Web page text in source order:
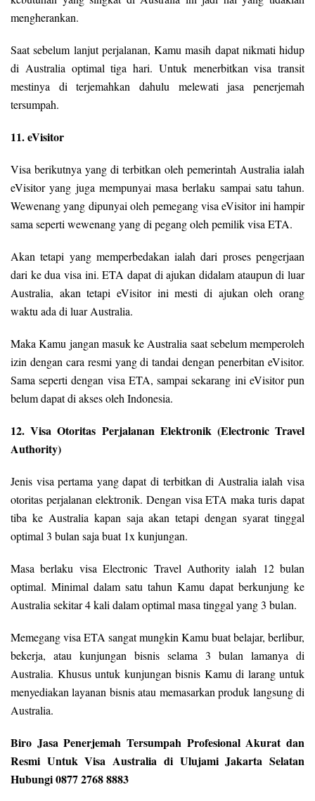
mengherankan.
Saat sebelum lanjut perjalanan, Kamu masih dapat nikmati hidup
di Australia optimal tiga hari. Untuk menerbitkan visa transit
mestinya di terjemahkan dahulu melewati jasa penerjemah
tersumpah.
11. eVisitor
Visa berikutnya yang di terbitkan oleh pemerintah Australia ialah
eVisitor yang juga mempunyai masa berlaku sampai satu tahun.
Wewenang yang dipunyai oleh pemegang visa eVisitor ini hampir
sama seperti wewenang yang di pegang oleh pemilik visa ETA.
Akan tetapi yang memperbedakan ialah dari proses pengerjaan
dari ke dua visa ini. ETA dapat di ajukan didalam ataupun di luar
Australia, akan tetapi eVisitor ini mesti di ajukan oleh orang
waktu ada di luar Australia.
Maka Kamu jangan masuk ke Australia saat sebelum memperoleh
izin dengan cara resmi yang di tandai dengan penerbitan eVisitor.
Sama seperti dengan visa ETA, sampai sekarang ini eVisitor pun
belum dapat di akses oleh Indonesia.
12. Visa Otoritas Perjalanan Elektronik (Electronic Travel
Authority)
Jenis visa pertama yang dapat di terbitkan di Australia ialah visa
otoritas perjalanan elektronik. Dengan visa ETA maka turis dapat
tiba ke Australia kapan saja akan tetapi dengan syarat tinggal
optimal 3 bulan saja buat 1x kunjungan.
Masa berlaku visa Electronic Travel Authority ialah 12 bulan
optimal. Minimal dalam satu tahun Kamu dapat berkunjung ke
Australia sekitar 4 kali dalam optimal masa tinggal yang 3 bulan.
Memegang visa ETA sangat mungkin Kamu buat belajar, berlibur,
bekerja, atau kunjungan bisnis selama 3 bulan lamanya di
Australia. Khusus untuk kunjungan bisnis Kamu di larang untuk
menyediakan layanan bisnis atau memasarkan produk langsung di
Australia.
Biro Jasa Penerjemah Tersumpah Profesional Akurat dan
Resmi Untuk Visa Australia di Ulujami Jakarta Selatan
Hubungi 0877 2768 8883